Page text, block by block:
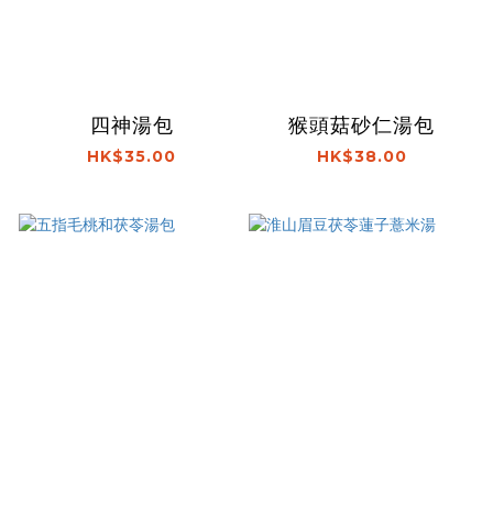
四神湯包
HK$35.00
猴頭菇砂仁湯包
HK$38.00